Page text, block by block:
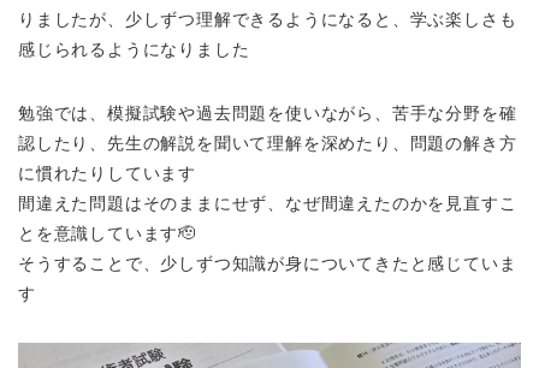
りましたが、少しずつ理解できるようになると、学ぶ楽しさも
感じられるようになりました
勉強では、模擬試験や過去問題を使いながら、苦手な分野を確
認したり、先生の解説を聞いて理解を深めたり、問題の解き方
に慣れたりしています
間違えた問題はそのままにせず、なぜ間違えたのかを見直すこ
とを意識しています🫡
そうすることで、少しずつ知識が身についてきたと感じていま
す